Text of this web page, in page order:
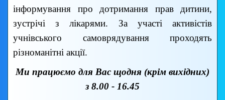
інформування про дотримання прав дитини,
зустрічі з лікарями. За участі активістів
учнівського самоврядування проходять
різноманітні акції.
Ми працюємо для Вас щодня (крім вихідних)
з 8.00 - 16.45